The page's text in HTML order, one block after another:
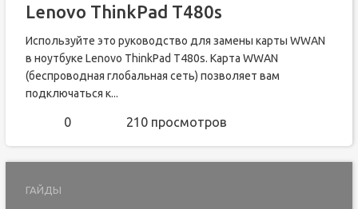
Lenovo ThinkPad T480s
Используйте это руководство для замены карты WWAN
в ноутбуке Lenovo ThinkPad T480s. Карта WWAN
(беспроводная глобальная сеть) позволяет вам
подключаться к...
0 210 просмотров
ГАЙДЫ